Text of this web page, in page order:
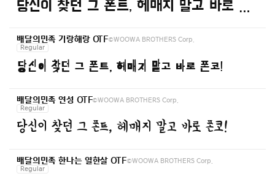
배달의민족 기랑해랑 OTF©WOOWA BROTHERS Corp.
Regular
당신이 찾던 그 폰트, 헤매지 말고 바로 폰코!
배달의민족 연성 OTF©WOOWA BROTHERS Corp.
Regular
당신이 찾던 그 폰트, 헤매지 말고 바로 폰코!
배달의민족 한나는 열한살 OTF©WOOWA BROTHERS Corp.
Regular